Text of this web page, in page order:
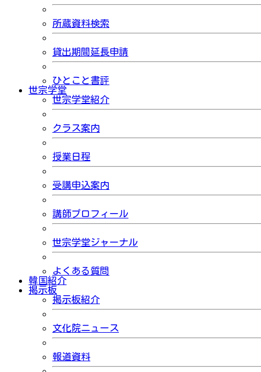
所蔵資料検索
貸出期間延長申請
ひとこと書評
世宗学堂
世宗学堂紹介
クラス案内
授業日程
受講申込案内
講師プロフィール
世宗学堂ジャーナル
よくある質問
韓国紹介
掲示板
掲示板紹介
文化院ニュース
報道資料